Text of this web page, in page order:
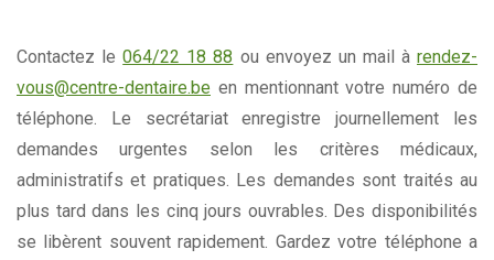
Contactez le064/22 18 88 ou envoyez un mail àrendez-
vous@centre-dentaire.be en mentionnant votre numéro de
téléphone. Le secrétariat enregistre journellement les
demandes urgentes selon les critères médicaux,
administratifs et pratiques. Les demandes sont traités au
plus tard dans les cinq jours ouvrables. Des disponibilités
se libèrent souvent rapidement. Gardez votre téléphone a